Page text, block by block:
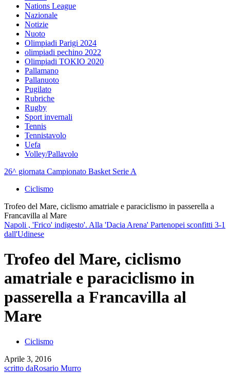
Nations League
Nazionale
Notizie
Nuoto
Olimpiadi Parigi 2024
olimpiadi pechino 2022
Olimpiadi TOKIO 2020
Pallamano
Pallanuoto
Pugilato
Rubriche
Rugby
Sport invernali
Tennis
Tennistavolo
Uefa
Volley/Pallavolo
26^ giornata Campionato Basket Serie A
Ciclismo
Trofeo del Mare, ciclismo amatriale e paraciclismo in passerella a
Francavilla al Mare
Napoli , 'Frico' indigesto'. Alla 'Dacia Arena' Partenopei sconfitti 3-1
dall'Udinese
Trofeo del Mare, ciclismo
amatriale e paraciclismo in
passerella a Francavilla al
Mare
Ciclismo
Aprile 3, 2016
scritto daRosario Murro